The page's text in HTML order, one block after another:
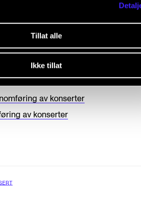
Tillat alle
Ikke tillat
april. Begynn å planlegge nå!​
at eksamen gjennomføres
derfor er ikke tid og mulighet​ for
av konserter
av konserter